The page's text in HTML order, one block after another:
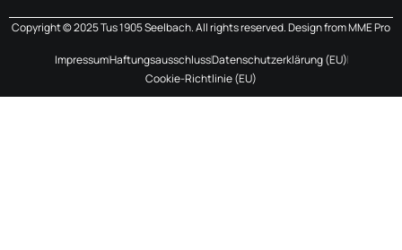
Copyright © 2025 Tus 1905 Seelbach. All rights reserved. Design fromMME Pro
ImpressumHaftungsausschlussDatenschutzerklärung (EU)
Cookie-Richtlinie (EU)